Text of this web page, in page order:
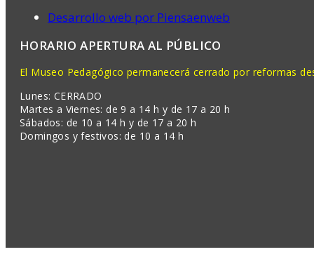
Desarrollo web por Piensaenweb
HORARIO APERTURA AL PÚBLICO
El Museo Pedagógico permanecerá cerrado por reformas
Lunes: CERRADO
Martes a Viernes: de 9 a 14 h y de 17 a 20 h
Sábados: de 10 a 14 h y de 17 a 20 h
Domingos y festivos: de 10 a 14 h